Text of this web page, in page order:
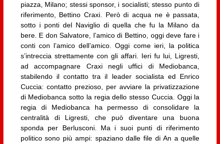
piazza, Milano; stessi sponsor, i socialisti; stesso punto di
riferimento, Bettino Craxi. Però di acqua ne è passata,
sotto i ponti del Naviglio di quella che fu la Milano da
bere. E don Salvatore, l’amico di Bettino, oggi deve fare i
conti con l’amico dell’amico. Oggi come ieri, la politica
s’intreccia strettamente con gli affari. Ieri fu lui, Ligresti,
ad accompagnare Craxi negli uffici di Mediobanca,
stabilendo il contatto tra il leader socialista ed Enrico
Cuccia: contatto prezioso, per avviare la privatizzazione
di Mediobanca sotto la regia dello stesso Cuccia. Oggi la
regia di Mediobanca ha permesso di consolidare la
centralità di Ligresti, che può diventare una buona
sponda per Berlusconi. Ma i suoi punti di riferimento
politico sono più ampi: spaziano dalle file di An a quelle